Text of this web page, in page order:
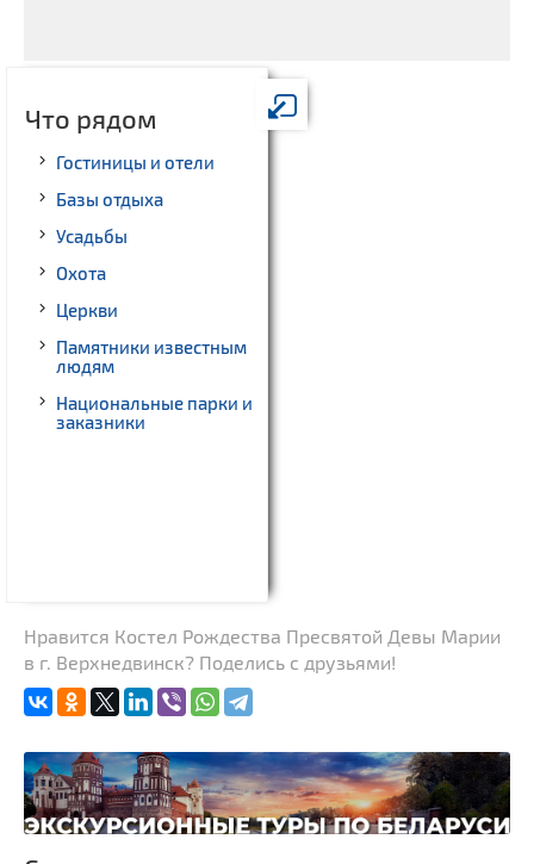
Что рядом
Гостиницы и отели
Базы отдыха
Усадьбы
Охота
Церкви
Памятники известным
людям
Национальные парки и
заказники
Нравится Костел Рождества Пресвятой Девы Марии
в г. Верхнедвинск? Поделись с друзьями!